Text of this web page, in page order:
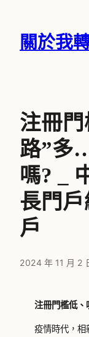
關於我
注冊
路”多
嗎? _
長門
戶
2024 年 11 月 2
注冊門檻低、
疫情時代，相